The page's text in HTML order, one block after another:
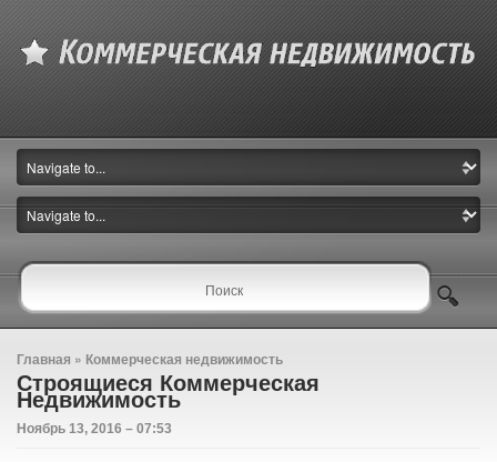
Главная » Коммерческая недвижимость
Строящиеся Коммерческая
Недвижимость
Ноябрь 13, 2016 – 07:53